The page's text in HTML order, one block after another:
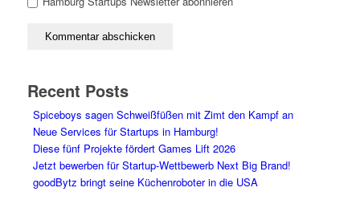
Recent Posts
Spiceboys sagen Schweißfüßen mit Zimt den Kampf an
Neue Services für Startups in Hamburg!
Diese fünf Projekte fördert Games Lift 2026
Jetzt bewerben für Startup-Wettbewerb Next Big Brand!
goodBytz bringt seine Küchenroboter in die USA